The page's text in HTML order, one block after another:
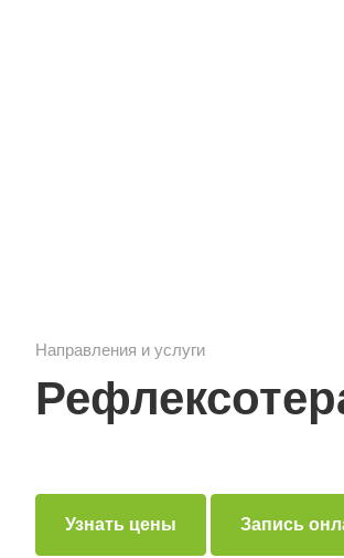
Направления и услуги
Узнать цены Запись